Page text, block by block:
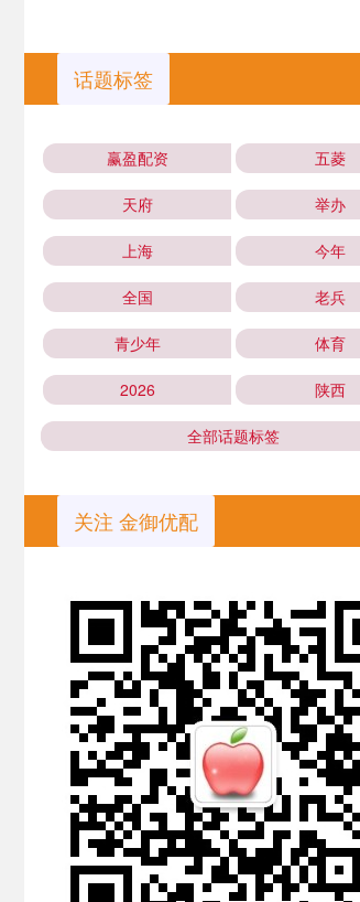
话题标签
赢盈配资 五菱
天府 举办
上海 今年
全国 老兵
青少年 体育
2026 陕西
全部话题标签
关注 金御优配